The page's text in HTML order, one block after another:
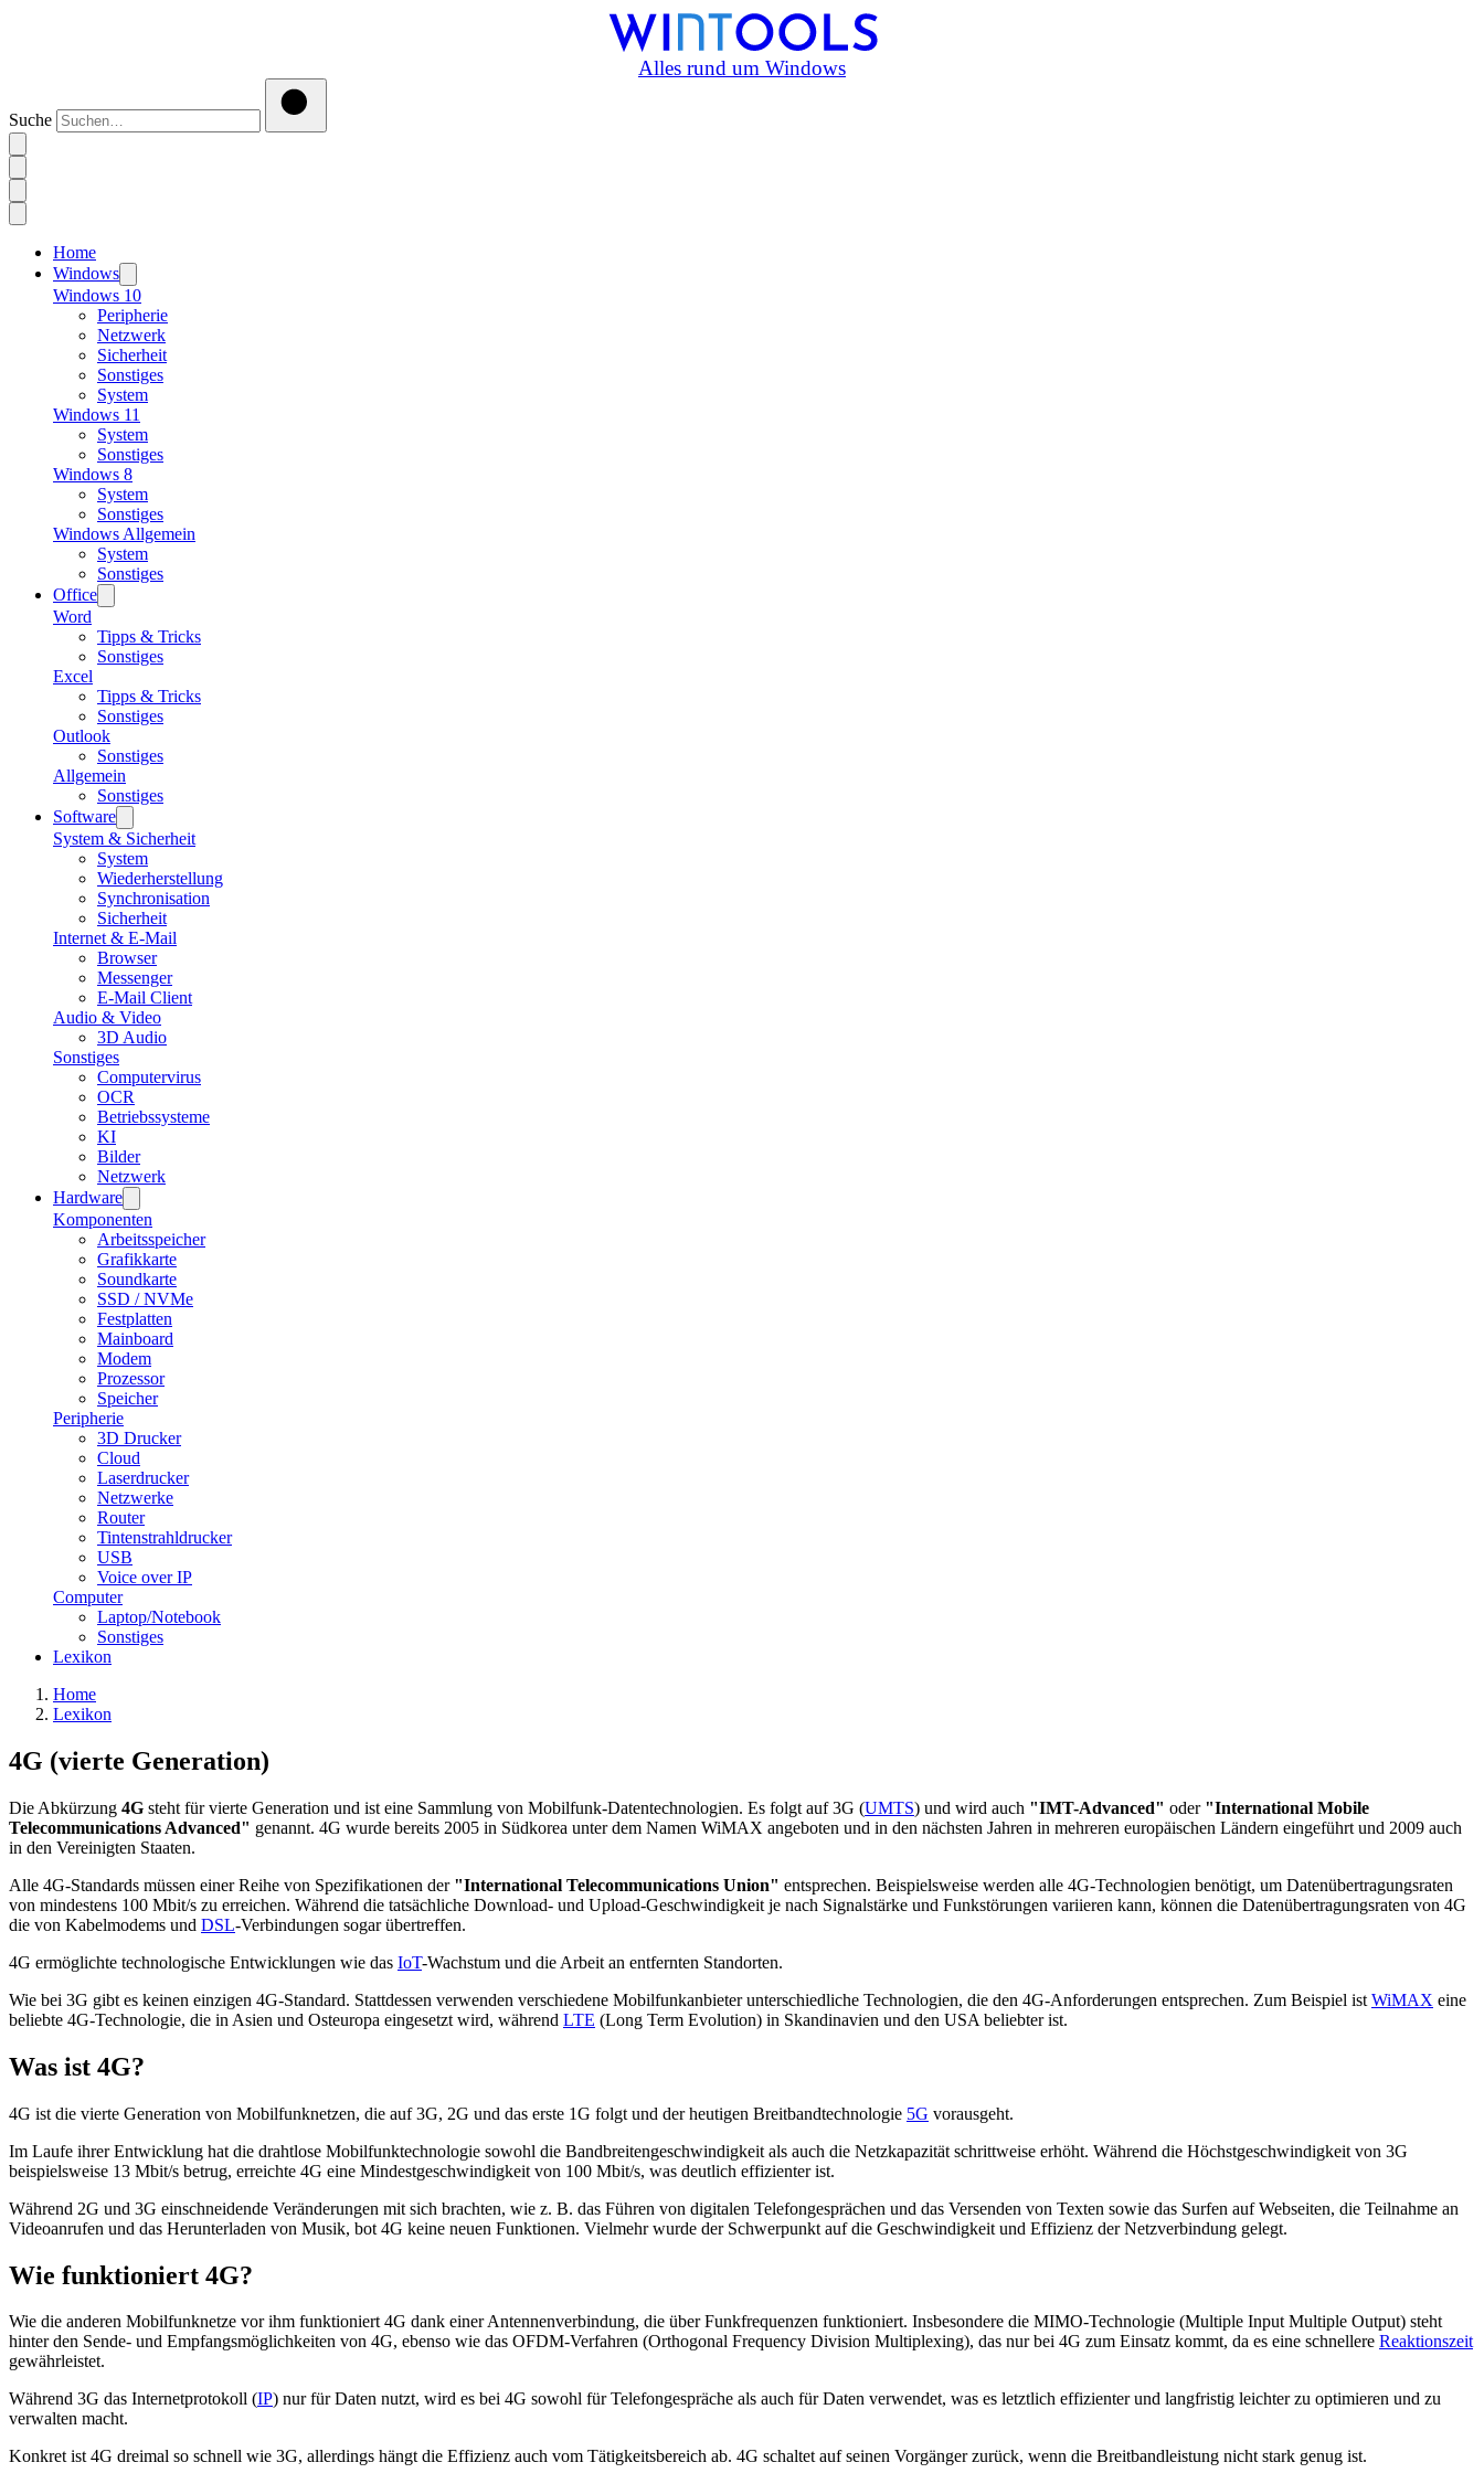
Alles rund um Windows
Suche
Home
Windows
Windows 10
Peripherie
Netzwerk
Sicherheit
Sonstiges
System
Windows 11
System
Sonstiges
Windows 8
System
Sonstiges
Windows Allgemein
System
Sonstiges
Office
Word
Tipps & Tricks
Sonstiges
Excel
Tipps & Tricks
Sonstiges
Outlook
Sonstiges
Allgemein
Sonstiges
Software
System & Sicherheit
System
Wiederherstellung
Synchronisation
Sicherheit
Internet & E-Mail
Browser
Messenger
E-Mail Client
Audio & Video
3D Audio
Sonstiges
Computervirus
OCR
Betriebssysteme
KI
Bilder
Netzwerk
Hardware
Komponenten
Arbeitsspeicher
Grafikkarte
Soundkarte
SSD / NVMe
Festplatten
Mainboard
Modem
Prozessor
Speicher
Peripherie
3D Drucker
Cloud
Laserdrucker
Netzwerke
Router
Tintenstrahldrucker
USB
Voice over IP
Computer
Laptop/Notebook
Sonstiges
Lexikon
Home
Lexikon
4G (vierte Generation)
Die Abkürzung 4G steht für vierte Generation und ist eine Sammlung von Mobilfunk-Datentechnologien. Es folgt auf 3G (UMTS) und wird auch "IMT-Advanced" oder "International Mobile
Telecommunications Advanced" genannt. 4G wurde bereits 2005 in Südkorea unter dem Namen WiMAX angeboten und in den nächsten Jahren in mehreren europäischen Ländern eingeführt und 2009 auch
in den Vereinigten Staaten.
Alle 4G-Standards müssen einer Reihe von Spezifikationen der "International Telecommunications Union" entsprechen. Beispielsweise werden alle 4G-Technologien benötigt, um Datenübertragungsraten
von mindestens 100 Mbit/s zu erreichen. Während die tatsächliche Download- und Upload-Geschwindigkeit je nach Signalstärke und Funkstörungen variieren kann, können die Datenübertragungsraten von 4G
die von Kabelmodems und DSL-Verbindungen sogar übertreffen.
4G ermöglichte technologische Entwicklungen wie das IoT-Wachstum und die Arbeit an entfernten Standorten.
Wie bei 3G gibt es keinen einzigen 4G-Standard. Stattdessen verwenden verschiedene Mobilfunkanbieter unterschiedliche Technologien, die den 4G-Anforderungen entsprechen. Zum Beispiel ist WiMAX eine
beliebte 4G-Technologie, die in Asien und Osteuropa eingesetzt wird, während LTE (Long Term Evolution) in Skandinavien und den USA beliebter ist.
Was ist 4G?
4G ist die vierte Generation von Mobilfunknetzen, die auf 3G, 2G und das erste 1G folgt und der heutigen Breitbandtechnologie 5G vorausgeht.
Im Laufe ihrer Entwicklung hat die drahtlose Mobilfunktechnologie sowohl die Bandbreitengeschwindigkeit als auch die Netzkapazität schrittweise erhöht. Während die Höchstgeschwindigkeit von 3G
beispielsweise 13 Mbit/s betrug, erreichte 4G eine Mindestgeschwindigkeit von 100 Mbit/s, was deutlich effizienter ist.
Während 2G und 3G einschneidende Veränderungen mit sich brachten, wie z. B. das Führen von digitalen Telefongesprächen und das Versenden von Texten sowie das Surfen auf Webseiten, die Teilnahme an
Videoanrufen und das Herunterladen von Musik, bot 4G keine neuen Funktionen. Vielmehr wurde der Schwerpunkt auf die Geschwindigkeit und Effizienz der Netzverbindung gelegt.
Wie funktioniert 4G?
Wie die anderen Mobilfunknetze vor ihm funktioniert 4G dank einer Antennenverbindung, die über Funkfrequenzen funktioniert. Insbesondere die MIMO-Technologie (Multiple Input Multiple Output) steht
hinter den Sende- und Empfangsmöglichkeiten von 4G, ebenso wie das OFDM-Verfahren (Orthogonal Frequency Division Multiplexing), das nur bei 4G zum Einsatz kommt, da es eine schnellere Reaktionszeit
gewährleistet.
Während 3G das Internetprotokoll (IP) nur für Daten nutzt, wird es bei 4G sowohl für Telefongespräche als auch für Daten verwendet, was es letztlich effizienter und langfristig leichter zu optimieren und zu
verwalten macht.
Konkret ist 4G dreimal so schnell wie 3G, allerdings hängt die Effizienz auch vom Tätigkeitsbereich ab. 4G schaltet auf seinen Vorgänger zurück, wenn die Breitbandleistung nicht stark genug ist.